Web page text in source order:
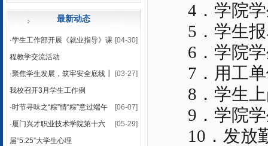
最新动态
[04-30]
·学生工作部开展《就业指导》课
程教学交流活动
[03-27]
·聚焦学生发展，筑牢安全底线┃
我校召开3月学生工作例
[06-07]
·时节寻味之“粽”情“粽”意过端午
[05-29]
·厦门兴才职业技术学院第十六
届“5.25”大学生心理
4 ．学院
5 ．学生
6 ．学院
7 ．用工
8 ．学生
9 ．学院
10 ．发放